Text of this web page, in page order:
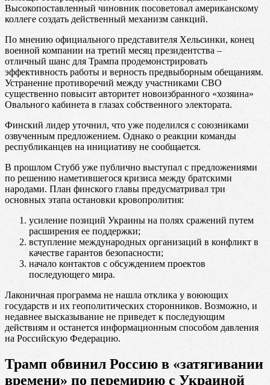
Высокопоставленный чиновник посоветовал американскому
коллеге создать действенный механизм санкций.
По мнению официального представителя Хельсинки, конец
военной компании на третий месяц президентства –
отличный шанс для Трампа продемонстрировать
эффективность работы и верность предвыборным обещаниям.
Устранение противоречий между участниками СВО
существенно повысит авторитет новоизбранного «хозяина»
Овального кабинета в глазах собственного электората.
Финский лидер уточнил, что уже поделился с союзниками
озвученным предложением. Однако о реакции команды
республиканцев на инициативу не сообщается.
В прошлом Стубб уже публично выступал с предложениями
по решению наметившегося кризиса между братскими
народами. План финского главы предусматривал три
основных этапа остановки кровопролития:
усиление позиций Украины на полях сражений путем
расширения ее поддержки;
вступление международных организаций в конфликт в
качестве гарантов безопасности;
начало контактов с обсуждением проектов
последующего мира.
Лаконичная программа не нашла отклика у воюющих
государств и их геополитических сторонников. Возможно, и
недавнее высказывание не приведет к последующим
действиям и останется информационным способом давления
на Российскую Федерацию.
Трамп обвинил Россию в «затягивании
времени» по перемирию с Украиной